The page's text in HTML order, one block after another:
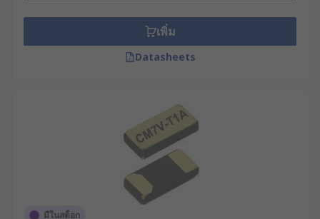
เพิ่ม
Datasheets
มีในสต็อก